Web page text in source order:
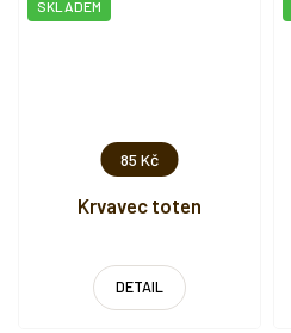
85 Kč
Krvavec toten
SKLADEM
DETAIL